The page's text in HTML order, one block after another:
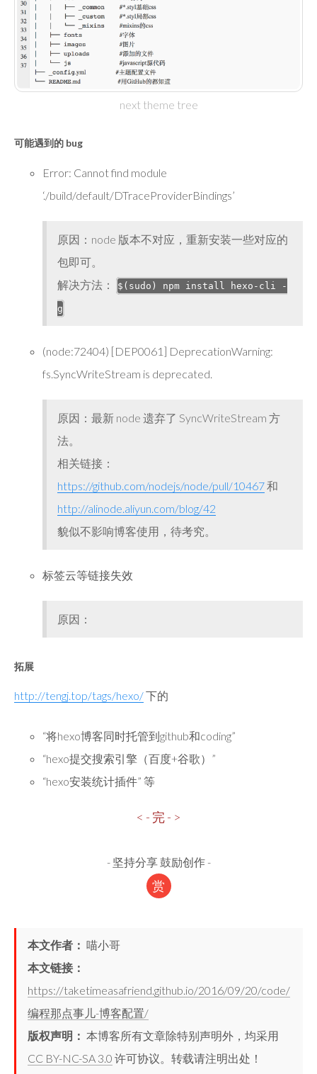
next theme tree
可能遇到的 bug
Error: Cannot find module
‘./build/default/DTraceProviderBindings’
原因：node 版本不对应，重新安装一些对应的
包即可。
解决方法：
$(sudo) npm install hexo-cli -
g
(node:72404) [DEP0061] DeprecationWarning:
fs.SyncWriteStream is deprecated.
原因：最新 node 遗弃了 SyncWriteStream 方
法。
相关链接：
https://github.com/nodejs/node/pull/10467和
http://alinode.aliyun.com/blog/42
貌似不影响博客使用，待考究。
标签云等链接失效
原因：
拓展
http://tengj.top/tags/hexo/下的
“将hexo博客同时托管到github和coding”
“hexo提交搜索引擎（百度+谷歌）”
“hexo安装统计插件” 等
< - 完 - >
- 坚持分享 鼓励创作 -
赏
本文作者： 喵小哥
本文链接：
https://taketimeasafriend.github.io/2016/09/20/code/
编程那点事儿-博客配置/
版权声明： 本博客所有文章除特别声明外，均采用
CC BY-NC-SA 3.0 许可协议。转载请注明出处！